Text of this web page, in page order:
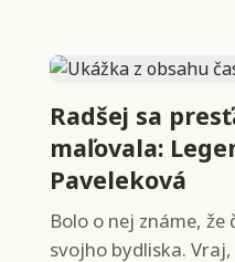
Radšej sa
maľovala:
Paveleková
Bolo o nej známe,
svojho bydliska.